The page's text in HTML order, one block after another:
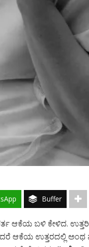
Buffer
ಆಕೆಯ ಬಳಿ ಕೇಳಿದ.
ಆಕೆಯ ಉತ್ತರದಲ್ಲಿ ಅಂಥ